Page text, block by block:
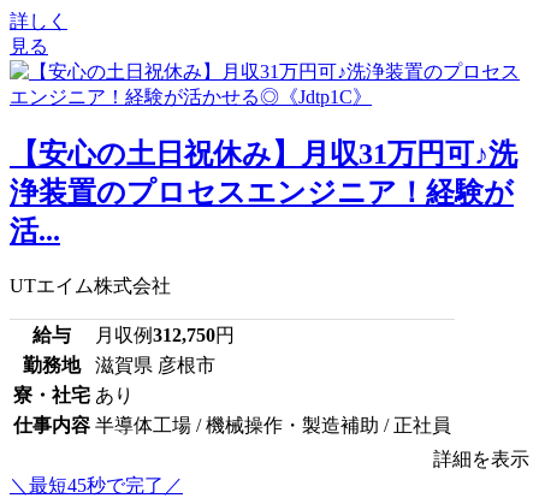
詳しく
見る
【安心の土日祝休み】月収31万円可♪洗
浄装置のプロセスエンジニア！経験が
活...
UTエイム株式会社
給与 月収例312,750円
勤務地
滋賀県 彦根市
寮・社宅 あり
仕事内容 半導体工場 / 機械操作・製造補助 / 正社員
詳細を表示
＼最短45秒で完了／